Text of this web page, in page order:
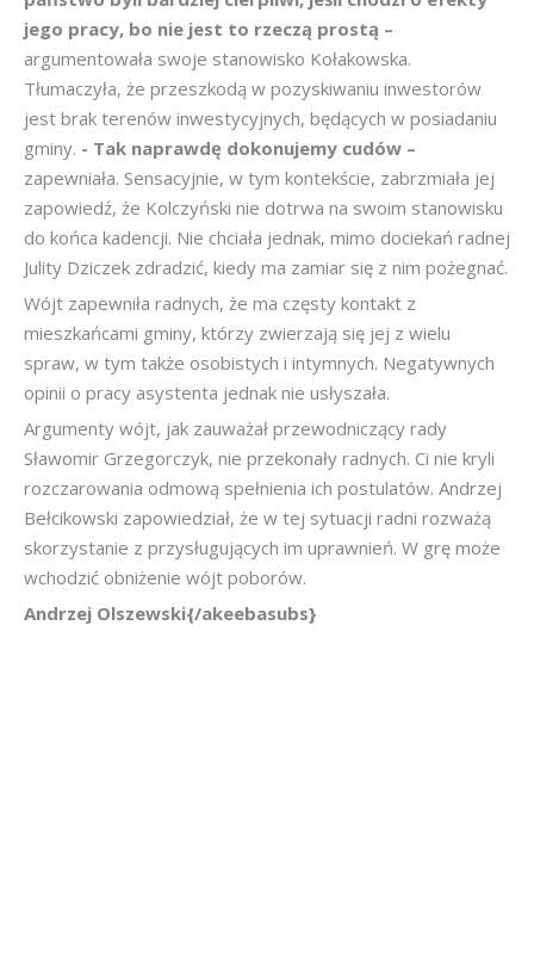
jego pracy, bo nie jest to rzeczą prostą –
argumentowała swoje stanowisko Kołakowska.
Tłumaczyła, że przeszkodą w pozyskiwaniu inwestorów
jest brak terenów inwestycyjnych, będących w posiadaniu
gminy. - Tak naprawdę dokonujemy cudów –
zapewniała. Sensacyjnie, w tym kontekście, zabrzmiała jej
zapowiedź, że Kolczyński nie dotrwa na swoim stanowisku
do końca kadencji. Nie chciała jednak, mimo dociekań radnej
Julity Dziczek zdradzić, kiedy ma zamiar się z nim pożegnać.
Wójt zapewniła radnych, że ma częsty kontakt z
mieszkańcami gminy, którzy zwierzają się jej z wielu
spraw, w tym także osobistych i intymnych. Negatywnych
opinii o pracy asystenta jednak nie usłyszała.
Argumenty wójt, jak zauważał przewodniczący rady
Sławomir Grzegorczyk, nie przekonały radnych. Ci nie kryli
rozczarowania odmową spełnienia ich postulatów. Andrzej
Bełcikowski zapowiedział, że w tej sytuacji radni rozważą
skorzystanie z przysługujących im uprawnień. W grę może
wchodzić obniżenie wójt poborów.
Andrzej Olszewski{/akeebasubs}